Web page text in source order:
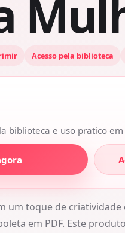
Acesso pela biblioteca
biblioteca e uso pratico em
um toque de criatividade
em PDF. Este